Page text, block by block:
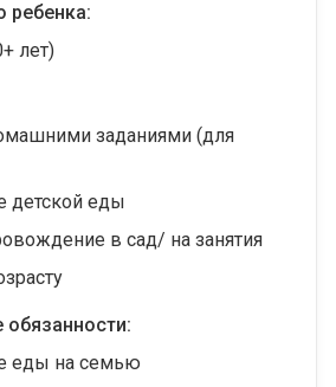
ребенка:
лет)
заданиями (для
детской еды
в сад/ на занятия
еды на семью